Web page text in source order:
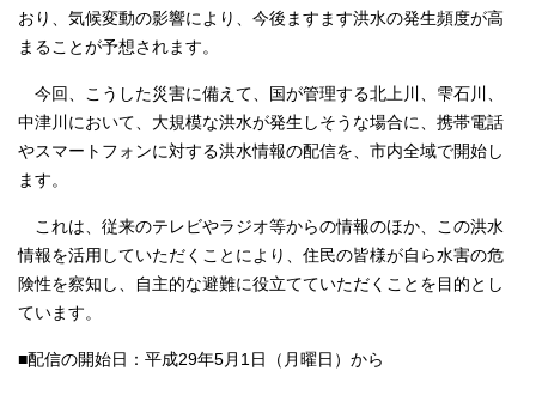
おり、気候変動の影響により、今後ますます洪水の発生頻度が高
まることが予想されます。
今回、こうした災害に備えて、国が管理する北上川、雫石川、
中津川において、大規模な洪水が発生しそうな場合に、携帯電話
やスマートフォンに対する洪水情報の配信を、市内全域で開始し
ます。
これは、従来のテレビやラジオ等からの情報のほか、この洪水
情報を活用していただくことにより、住民の皆様が自ら水害の危
険性を察知し、自主的な避難に役立てていただくことを目的とし
ています。
■配信の開始日：平成29年5月1日（月曜日）から